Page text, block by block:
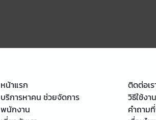
หน้าแรก
บริการหาคน ช่วยจัดการ
พนักงาน
ติดต่อเร
วิธีใช้งาน
คำถาม